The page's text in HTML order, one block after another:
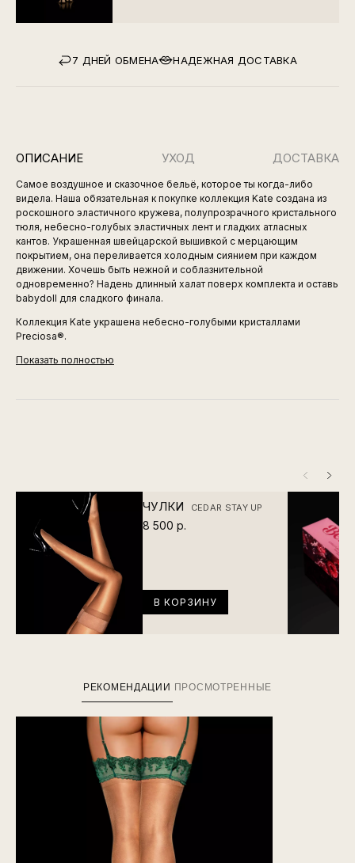
7 ДНЕЙ ОБМЕНА НАДЕЖНАЯ ДОСТАВКА
ОПИСАНИЕ УХОД ДОСТАВКА
Самое воздушное и сказочное бельё, которое ты когда-либо
видела. Наша обязательная к покупке коллекция Kate создана из
роскошного эластичного кружева, полупрозрачного кристального
тюля, небесно-голубых эластичных лент и гладких атласных
кантов. Украшенная швейцарской вышивкой с мерцающим
покрытием, она переливается холодным сиянием при каждом
движении. Хочешь быть нежной и соблазнительной
одновременно? Надень длинный халат поверх комплекта и оставь
babydoll для сладкого финала.
Коллекция Kate украшена небесно-голубыми кристаллами
Preciosa®.
Показать полностью
ЧУЛКИ CEDAR STAY UP
8 500 р.
В КОРЗИНУ
РЕКОМЕНДАЦИИ ПРОСМОТРЕННЫЕ